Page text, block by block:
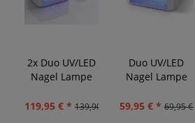
2x Duo UV/LED
Nagel Lampe
119,95 € * 139,90 € *
Duo UV/LED
Nagel Lampe
59,95 € * 69,95 € *